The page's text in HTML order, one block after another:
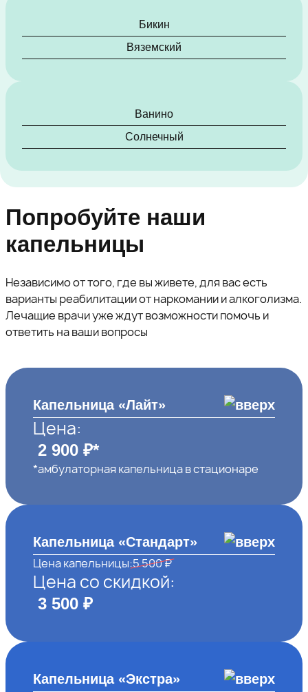
Бикин
Вяземский
Ванино
Солнечный
Попробуйте наши
капельницы
Независимо от того, где вы живете, для вас есть
варианты реабилитации от наркомании и алкоголизма.
Лечащие врачи уже ждут возможности помочь и
ответить на ваши вопросы
Капельница «Лайт»
Цена:
2 900 ₽*
*амбулаторная капельница в стационаре
Капельница «Стандарт»
Цена капельницы:5 500 ₽
Цена со скидкой:
3 500 ₽
Капельница «Экстра»